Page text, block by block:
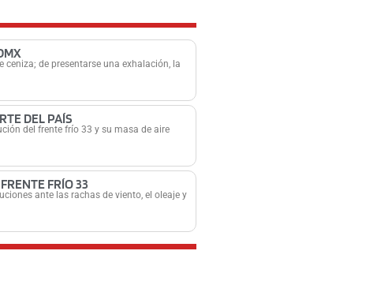
ceniza; de presentarse una exhalación, la
DEL PAÍS
del frente frío 33 y su masa de aire
FRÍO 33
ante las rachas de viento, el oleaje y